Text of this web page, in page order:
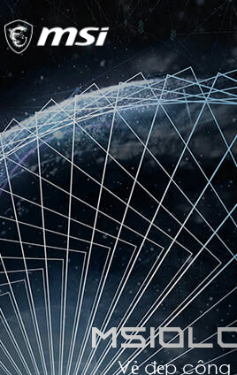
Vẻ đẹp công